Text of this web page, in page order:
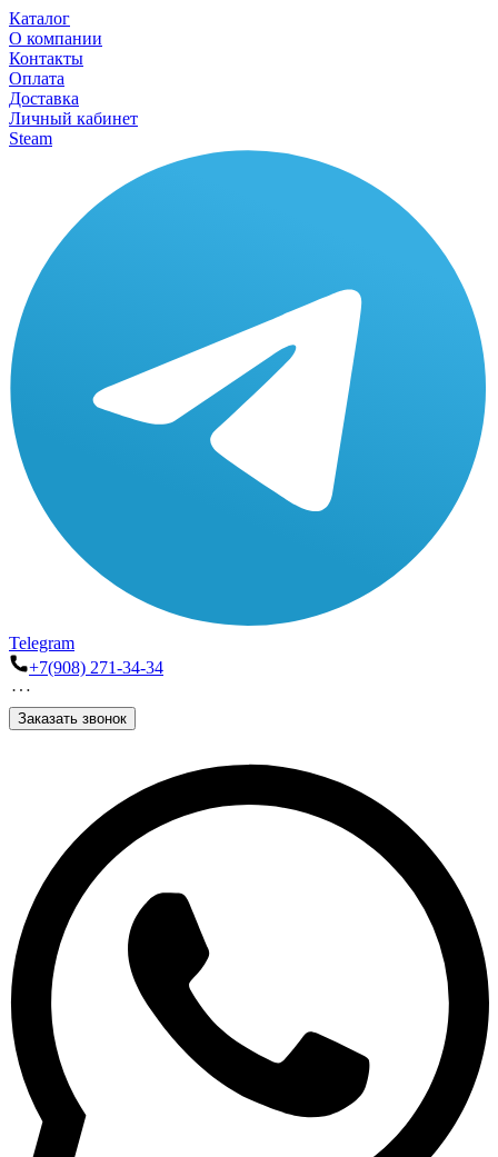
Каталог
О компании
Контакты
Оплата
Доставка
Личный кабинет
Steam
Telegram
+7(908) 271-34-34
Заказать звонок